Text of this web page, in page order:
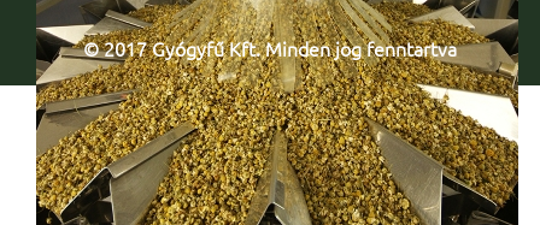
© 2017 Gyógyfű Kft. Minden jog fenntartva